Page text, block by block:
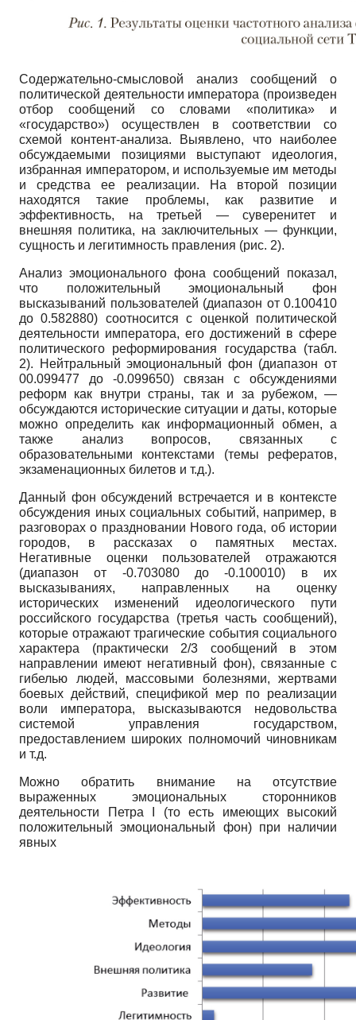
Содержательно-смысловой анализ сообщений о
политической деятельности императора (произведен
отбор сообщений со словами «политика» и
«государство») осуществлен в соответствии со
схемой контент-анализа. Выявлено, что наиболее
обсуждаемыми позициями выступают идеология,
избранная императором, и используемые им методы
и средства ее реализации. На второй позиции
находятся такие проблемы, как развитие и
эффективность, на третьей — суверенитет и
внешняя политика, на заключительных — функции,
сущность и легитимность правления (рис. 2).
Анализ эмоционального фона сообщений показал,
что положительный эмоциональный фон
высказываний пользователей (диапазон от 0.100410
до 0.582880) соотносится с оценкой политической
деятельности императора, его достижений в сфере
политического реформирования государства (табл.
2). Нейтральный эмоциональный фон (диапазон от
00.099477 до -0.099650) связан с обсуждениями
реформ как внутри страны, так и за рубежом, —
обсуждаются исторические ситуации и даты, которые
можно определить как информационный обмен, а
также анализ вопросов, связанных с
образовательными контекстами (темы рефератов,
экзаменационных билетов и т.д.).
Данный фон обсуждений встречается и в контексте
обсуждения иных социальных событий, например, в
разговорах о праздновании Нового года, об истории
городов, в рассказах о памятных местах.
Негативные оценки пользователей отражаются
(диапазон от -0.703080 до -0.100010) в их
высказываниях, направленных на оценку
исторических изменений идеологического пути
российского государства (третья часть сообщений),
которые отражают трагические события социального
характера (практически 2/3 сообщений в этом
направлении имеют негативный фон), связанные с
гибелью людей, массовыми болезнями, жертвами
боевых действий, спецификой мер по реализации
воли императора, высказываются недовольства
системой управления государством,
предоставлением широких полномочий чиновникам
и т.д.
Можно обратить внимание на отсутствие
выраженных эмоциональных сторонников
деятельности Петра
(то есть имеющих высокий
положительный эмоциональный фон) при наличии
явных